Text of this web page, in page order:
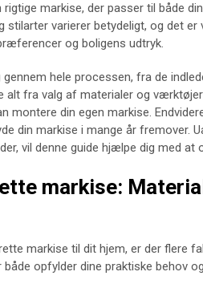
markise, der passer til både
stilarter varierer betydeligt, og det er
og boligens udtryk.
gennem hele processen, fra de
alt fra valg af materialer og
montere din egen markise.
din markise i mange år fremover.
vil denne guide hjælpe dig med
markise:
markise til dit hjem, er der flere
både opfylder dine praktiske behov